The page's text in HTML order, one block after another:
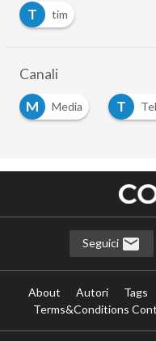
T
tim
Canali
M
Media T
Seguici
About Autori Tags
Terms&Conditions